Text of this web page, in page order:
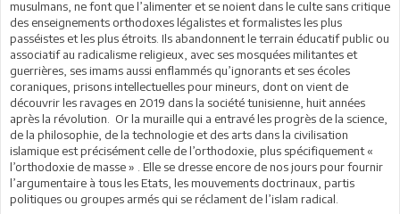
musulmans, ne font que l’alimenter et se noient dans le culte sans critique
des enseignements orthodoxes légalistes et formalistes les plus
passéistes et les plus étroits. Ils abandonnent le terrain éducatif public ou
associatif au radicalisme religieux, avec ses mosquées militantes et
guerrières, ses imams aussi enflammés qu’ignorants et ses écoles
coraniques, prisons intellectuelles pour mineurs, dont on vient de
découvrir les ravages en 2019 dans la société tunisienne, huit années
après la révolution. Or la muraille qui a entravé les progrès de la science,
de la philosophie, de la technologie et des arts dans la civilisation
islamique est précisément celle de l’orthodoxie, plus spécifiquement «
l’orthodoxie de masse » . Elle se dresse encore de nos jours pour fournir
l’argumentaire à tous les Etats, les mouvements doctrinaux, partis
politiques ou groupes armés qui se réclament de l’islam radical.